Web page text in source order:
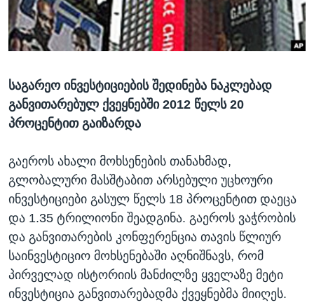
ᲡᲢᲣᲓᲘᲐ ᲕᲐᲨᲘᲜᲒᲢᲝᲜᲘ
ᲔᲙᲝᲜᲝᲛᲘᲙᲐ
ᲯᲐᲜᲛᲠᲗᲔᲚᲝᲑᲐ
ᲘᲜᲢᲔᲠᲕᲘᲣ
ᲙᲣᲚᲢᲣᲠᲐ
ᲓᲔᲖᲘᲜᲤᲝᲠᲛᲐᲪᲘᲐ
Learning English
ენები
საგარეო ინვესტიციების შედინება ნაკლებად
განვითარებულ ქვეყნებში 2012 წელს 20
პროცენტით გაიზარდა
გაეროს ახალი მოხსენების თანახმად,
გლობალური მასშტაბით არსებული უცხოური
ინვესტიციები გასულ წელს 18 პროცენტით დაეცა
და 1.35 ტრილიონი შეადგინა. გაეროს ვაჭრობის
და განვითარების კონფერენცია თავის წლიურ
საინვესტიციო მოხსენებაში აღნიშნავს, რომ
პირველად ისტორიის მანძილზე ყველაზე მეტი
ინვესტიცია განვითარებადმა ქვეყნებმა მიიღეს.